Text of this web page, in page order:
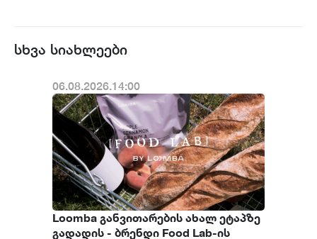
სხვა სიახლეები
06.08.2026.14:00
Loomba განვითარების ახალ ეტაპზე
გადადის - ბრენდი Food Lab-ის